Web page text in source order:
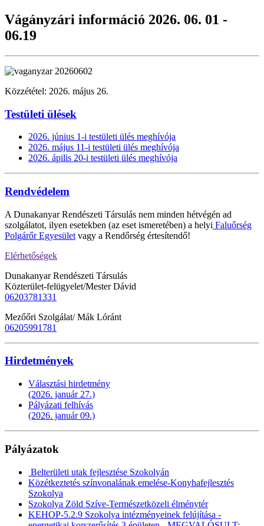
Vágányzári információ 2026. 06. 01 -
06.19
Közzététel: 2026. május 26.
Testületi ülések
2026. június 1-i testületi ülés meghívója
2026. május 11-i testületi ülés meghívója
2026. ápilis 20-i testületi ülés meghívója
Rendvédelem
A Dunakanyar Rendészeti Társulás nem minden hétvégén ad
szolgálatot, ilyen esetekben (az eset ismeretében) a helyi Faluőrség
Polgárőr Egyesület vagy a Rendőrség értesítendő!
Elérhetőségek
Dunakanyar Rendészeti Társulás
Közterület-felügyelet/Mester Dávid
06203781331
Mezőőri Szolgálat/ Mák Lóránt
06205991781
Hirdetmények
Választási hirdetmény
(2026. január 27.)
Pályázati felhívás
(2026. január 09.)
Pályázatok
Belterületi utak fejlesztése Szokolyán
Közétkeztetés színvonalának emelése-Konyhafejlesztés
Szokolya
Szokolya Zöld Szíve-Természetközeli élménytér
KEHOP-5.2.9 Szokolya intézményeinek felújítása -